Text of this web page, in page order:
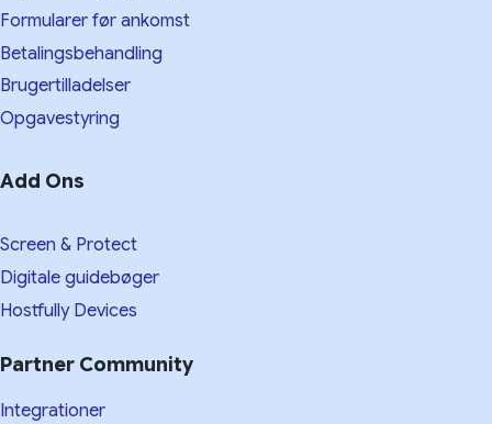
Formularer før ankomst
Betalingsbehandling
Brugertilladelser
Opgavestyring
Add Ons
Screen & Protect
Digitale guidebøger
Hostfully Devices
Partner Community
Integrationer